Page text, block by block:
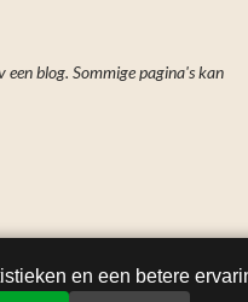
blog. Sommige pagina's kan
en een betere